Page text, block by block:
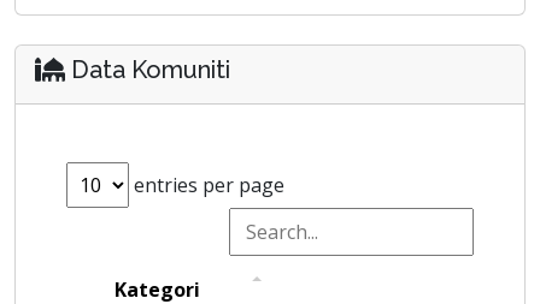
Data Komuniti
entries per page
Kategori